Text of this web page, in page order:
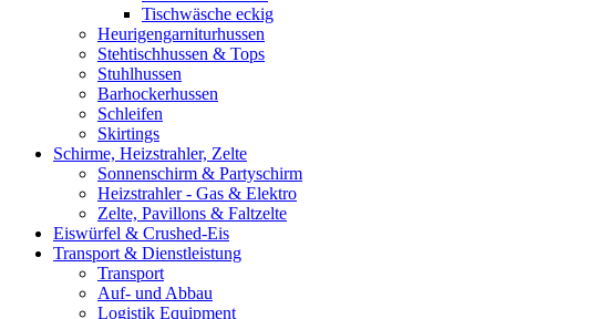
Tischwäsche eckig
Heurigengarniturhussen
Stehtischhussen & Tops
Stuhlhussen
Barhockerhussen
Schleifen
Skirtings
Schirme, Heizstrahler, Zelte
Sonnenschirm & Partyschirm
Heizstrahler - Gas & Elektro
Zelte, Pavillons & Faltzelte
Eiswürfel & Crushed-Eis
Transport & Dienstleistung
Transport
Auf- und Abbau
Logistik Equipment